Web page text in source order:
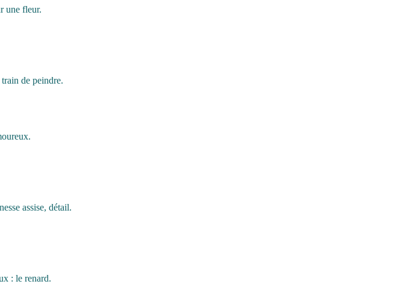
une fleur.
de peindre.
assise, détail.
: le renard.